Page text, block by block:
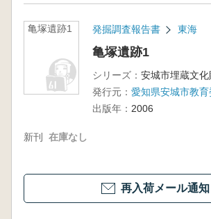
亀塚遺跡1 発掘調査報告書 東海
亀塚遺跡1
シリーズ：
発行元： 愛知県安城市教
出版年： 2006
新刊 在庫なし
再入荷メール通知